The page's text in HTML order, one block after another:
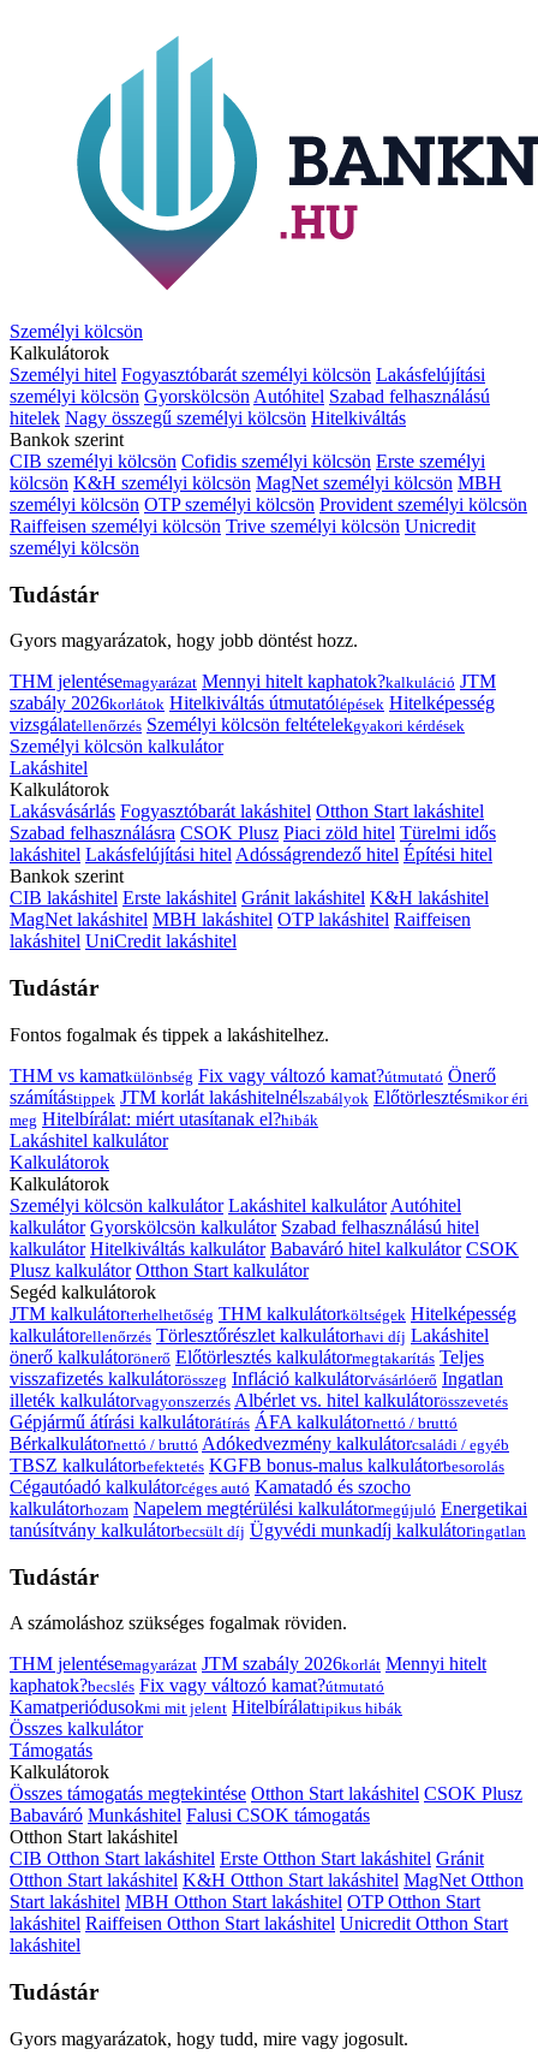
Személyi kölcsön
Kalkulátorok
Személyi hitel Fogyasztóbarát személyi kölcsön Lakásfelújítási
személyi kölcsön Gyorskölcsön Autóhitel Szabad felhasználású
hitelek Nagy összegű személyi kölcsön Hitelkiváltás
Bankok szerint
CIB személyi kölcsön Cofidis személyi kölcsön Erste személyi
kölcsön K&H személyi kölcsön MagNet személyi kölcsön MBH
személyi kölcsön OTP személyi kölcsön Provident személyi kölcsön
Raiffeisen személyi kölcsön Trive személyi kölcsön Unicredit
személyi kölcsön
Tudástár
Gyors magyarázatok, hogy jobb döntést hozz.
THM jelentésemagyarázat Mennyi hitelt kaphatok?kalkuláció JTM
szabály 2026korlátok Hitelkiváltás útmutatólépések Hitelképesség
vizsgálatellenőrzés Személyi kölcsön feltételekgyakori kérdések
Személyi kölcsön kalkulátor
Lakáshitel
Kalkulátorok
Lakásvásárlás Fogyasztóbarát lakáshitel Otthon Start lakáshitel
Szabad felhasználásra CSOK Plusz Piaci zöld hitel Türelmi idős
lakáshitel Lakásfelújítási hitelAdósságrendező hitel Építési hitel
Bankok szerint
CIB lakáshitel Erste lakáshitel Gránit lakáshitel K&H lakáshitel
MagNet lakáshitel MBH lakáshitel OTP lakáshitel Raiffeisen
lakáshitel UniCredit lakáshitel
Tudástár
Fontos fogalmak és tippek a lakáshitelhez.
THM vs kamatkülönbség Fix vagy változó kamat?útmutató Önerő
számítástippek JTM korlát lakáshitelnélszabályok Előtörlesztésmikor éri
meg Hitelbírálat: miért utasítanak el?hibák
Lakáshitel kalkulátor
Kalkulátorok
Kalkulátorok
Személyi kölcsön kalkulátor Lakáshitel kalkulátor Autóhitel
kalkulátor Gyorskölcsön kalkulátor Szabad felhasználású hitel
kalkulátor Hitelkiváltás kalkulátor Babaváró hitel kalkulátor CSOK
Plusz kalkulátor Otthon Start kalkulátor
Segéd kalkulátorok
JTM kalkulátorterhelhetőség THM kalkulátorköltségek Hitelképesség
kalkulátorellenőrzés Törlesztőrészlet kalkulátorhavi díj Lakáshitel
önerő kalkulátorönerő Előtörlesztés kalkulátormegtakarítás Teljes
visszafizetés kalkulátorösszeg Infláció kalkulátorvásárlóerő Ingatlan
illeték kalkulátorvagyonszerzés Albérlet vs. hitel kalkulátorösszevetés
Gépjármű átírási kalkulátorátírás ÁFA kalkulátornettó / bruttó
Bérkalkulátornettó / bruttó Adókedvezmény kalkulátorcsaládi / egyéb
TBSZ kalkulátorbefektetés KGFB bonus-malus kalkulátorbesorolás
Cégautóadó kalkulátorcéges autó Kamatadó és szocho
kalkulátorhozam Napelem megtérülési kalkulátormegújuló Energetikai
tanúsítvány kalkulátorbecsült díj Ügyvédi munkadíj kalkulátoringatlan
Tudástár
A számoláshoz szükséges fogalmak röviden.
THM jelentésemagyarázat JTM szabály 2026korlát Mennyi hitelt
kaphatok?becslés Fix vagy változó kamat?útmutató
Kamatperiódusokmi mit jelent Hitelbírálattipikus hibák
Összes kalkulátor
Támogatás
Kalkulátorok
Összes támogatás megtekintése Otthon Start lakáshitel CSOK Plusz
Babaváró Munkáshitel Falusi CSOK támogatás
Otthon Start lakáshitel
CIB Otthon Start lakáshitel Erste Otthon Start lakáshitel Gránit
Otthon Start lakáshitel K&H Otthon Start lakáshitel MagNet Otthon
Start lakáshitel MBH Otthon Start lakáshitel OTP Otthon Start
lakáshitel Raiffeisen Otthon Start lakáshitel Unicredit Otthon Start
lakáshitel
Tudástár
Gyors magyarázatok, hogy tudd, mire vagy jogosult.